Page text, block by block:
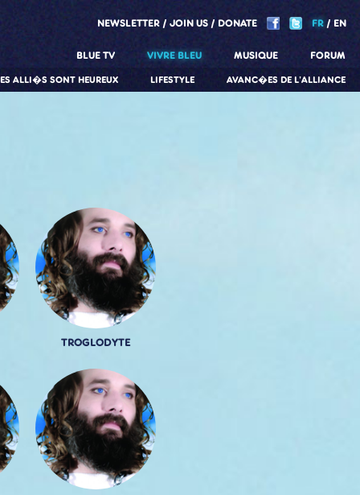
NEWSLETTER JOIN US DONATE FR EN
BLUE TV VIVRE BLEU
AVANC�ES DE L'ALLIANCE
LIFESTYLE
ALLI�S SONT HEUREUX
MUSIQUE FORUM
TROGLODYTE